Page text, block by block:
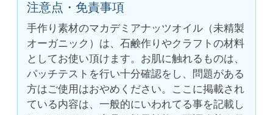
注意点・免責事項
手作り素材のマカデミアナッツオイル（未精製
オーガニック）は、石鹸作りやクラフトの材料
としてお使い頂けます。お肌に触れるものは、
パッチテストを行い十分確認をし、問題がある
方はご使用はおやめください。ここに掲載され
ている内容は、一般的にいわれてる事を記載し